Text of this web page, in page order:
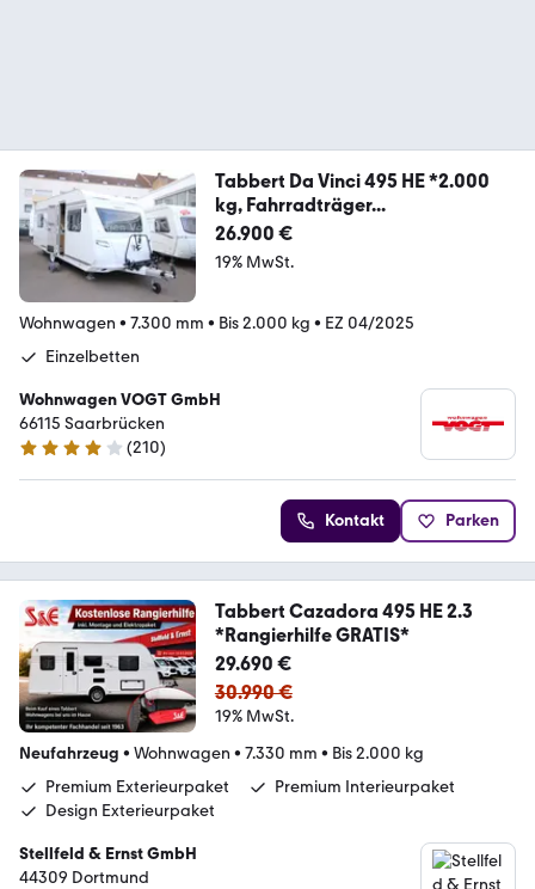
Tabbert Da Vinci 495 HE *2.000
kg, Fahrradträger...
26.900 €
19% MwSt.
Wohnwagen • 7.300 mm • Bis 2.000 kg • EZ 04/2025
Einzelbetten
Wohnwagen VOGT GmbH
66115 Saarbrücken
4.2 Sterne
(210)
Kontakt Parken
Tabbert Cazadora 495 HE 2.3
*Rangierhilfe GRATIS*
29.690 €
30.990 €
19% MwSt.
Neufahrzeug • Wohnwagen • 7.330 mm • Bis 2.000 kg
Premium Exterieurpaket
Premium Interieurpaket
Design Exterieurpaket
Stellfeld & Ernst GmbH
44309 Dortmund